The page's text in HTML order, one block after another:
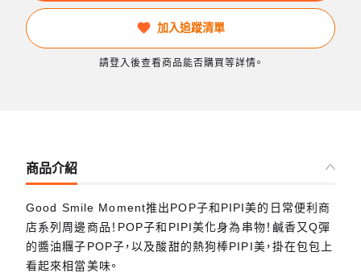
加入追蹤清單
請登入後查看商品能否購買等詳情。
商品介紹
Good Smile Moment推出POP子和PIPI美的日常便利商
店系列周邊商品！POP子和PIPI美化身為串物！鹹香又Q彈
的醬油糰子POP子，以及酸甜的熱狗棒PIPI美，掛在包包上
看起來相當美味。